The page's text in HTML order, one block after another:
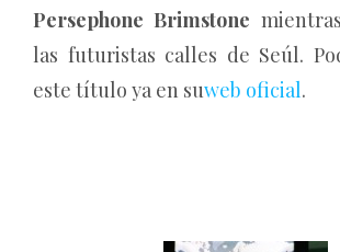
Persephone Brimstone
las futuristas calles de Seúl.
este título ya en suweb oficial.